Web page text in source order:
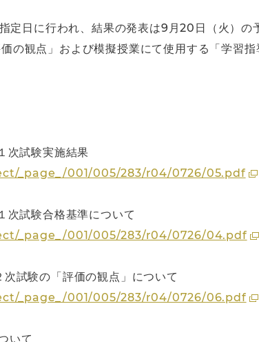
日に行われ、結果の発表は9月20日（火）の
の観点」および模擬授業にて使用する「学習指
次試験実施結果
_page_/001/005/283/r04/0726/05.pdf
次試験合格基準について
_page_/001/005/283/r04/0726/04.pdf
試験の「評価の観点」について
_page_/001/005/283/r04/0726/06.pdf
いて